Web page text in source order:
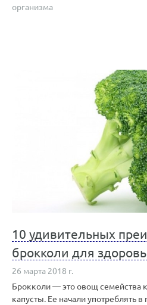
организма
10 удивительных
брокколи для
26 марта 2018 г.
Брокколи — это овощ семейства
капусты. Ее начали